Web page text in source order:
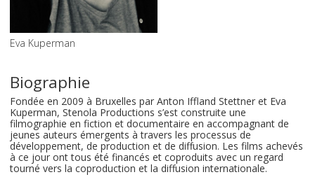
Eva Kuperman
Biographie
Fondée en 2009 à Bruxelles par Anton Iffland Stettner et Eva
Kuperman, Stenola Productions s’est construite une
filmographie en fiction et documentaire en accompagnant de
jeunes auteurs émergents à travers les processus de
développement, de production et de diffusion. Les films achevés
à ce jour ont tous été financés et coproduits avec un regard
tourné vers la coproduction et la diffusion internationale.